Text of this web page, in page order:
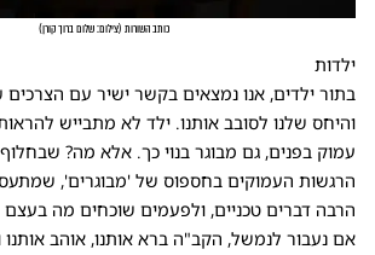
כותב השורות (צילום: שלום ברוך קורן)
ילדות
בתור ילדים, אנו נמצאים בקשר ישיר עם הצרכים
והיחס שלנו לסובב אותנו. ילד לא מתבייש
עמוק בפנים, גם מבוגר בנוי כך. אלא מה?
הרגשות העמוקים בחספוס של 'מבוגרים',
הרבה דברים טכניים, ולפעמים שוכחים מה
אם נעבור לנמשל, הקב"ה ברא אותנו, אוהב אותנו